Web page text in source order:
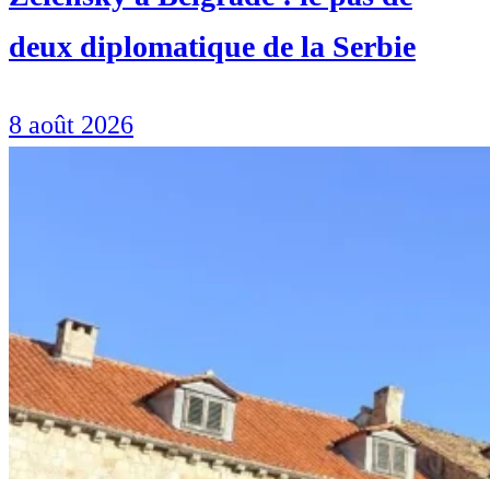
deux diplomatique de la Serbie
8 août 2026